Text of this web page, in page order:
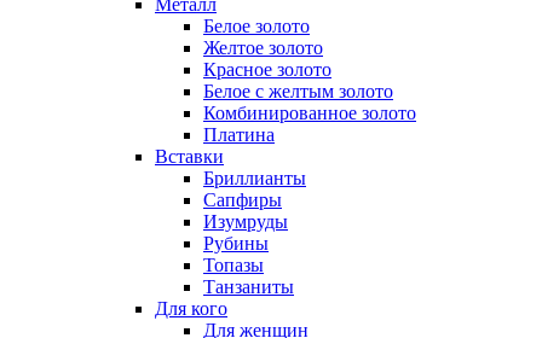
Металл
Белое золото
Желтое золото
Красное золото
Белое с желтым золото
Комбинированное золото
Платина
Вставки
Бриллианты
Сапфиры
Изумруды
Рубины
Топазы
Танзаниты
Для кого
Для женщин